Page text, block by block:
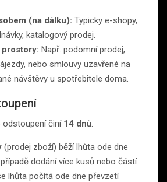
(na dálku): Typicky e-shopy,
katalogový prodej.
Např. podomní prodej,
nebo smlouvy uzavřené na
návštěvy u spotřebitele doma.
odstoupení činí 14 dnů.
(prodej zboží) běží lhůta ode dne
dodání více kusů nebo částí
lhůta počítá ode dne převzetí